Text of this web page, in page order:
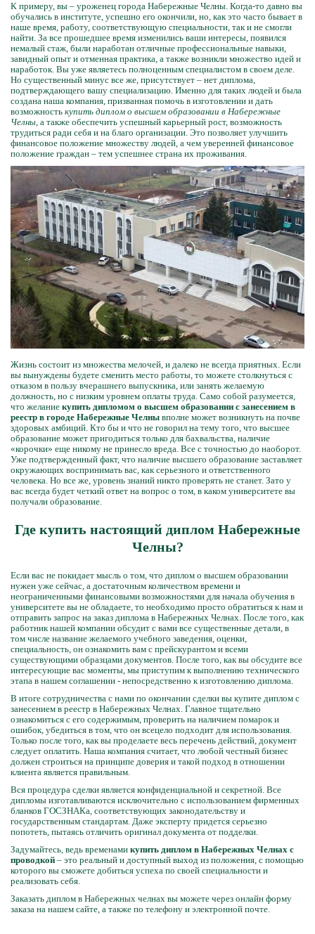
К примеру, вы – уроженец города Набережные Челны. Когда-то давно вы
обучались в институте, успешно его окончили, но, как это часто бывает в
наше время, работу, соответствующую специальности, так и не смогли
найти. За все прошедшее время изменились ваши интересы, появился
немалый стаж, были наработан отличные профессиональные навыки,
завидный опыт и отменная практика, а также возникли множество идей и
наработок. Вы уже являетесь полноценным специалистом в своем деле.
Но существенный минус все же, присутствует – нет диплома,
подтверждающего вашу специализацию. Именно для таких людей и была
создана наша компания, призванная помочь в изготовлении и дать
возможность купить диплом о высшем образовании в Набережные
Челны, а также обеспечить успешный карьерный рост, возможность
трудиться ради себя и на благо организации. Это позволяет улучшить
финансовое положение множеству людей, а чем уверенней финансовое
положение граждан – тем успешнее страна их проживания.
Жизнь состоит из множества мелочей, и далеко не всегда приятных. Если
вы вынуждены будете сменить место работы, то можете столкнуться с
отказом в пользу вчерашнего выпускника, или занять желаемую
должность, но с низким уровнем оплаты труда. Само собой разумеется,
что желание купить дипломом о высшем образовании с занесением в
реестр в городе Набережные Челны вполне может возникнуть на почве
здоровых амбиций. Кто бы и что не говорил на тему того, что высшее
образование может пригодиться только для бахвальства, наличие
«корочки» еще никому не принесло вреда. Все с точностью до наоборот.
Уже подтвержденный факт, что наличие высшего образование заставляет
окружающих воспринимать вас, как серьезного и ответственного
человека. Но все же, уровень знаний никто проверять не станет. Зато у
вас всегда будет четкий ответ на вопрос о том, в каком университете вы
получали образование.
Где купить настоящий диплом Набережные
Челны?
Если вас не покидает мысль о том, что диплом о высшем образовании
нужен уже сейчас, а достаточным количеством времени и
неограниченными финансовыми возможностями для начала обучения в
университете вы не обладаете, то необходимо просто обратиться к нам и
отправить запрос на заказ диплома в Набережных Челнах. После того, как
работник нашей компании обсудит с вами все существенные детали, в
том числе название желаемого учебного заведения, оценки,
специальность, он ознакомить вам с прейскурантом и всеми
существующими образцами документов. После того, как вы обсудите все
интересующие вас моменты, мы приступим к выполнению технического
этапа в нашем соглашении - непосредственно к изготовлению диплома.
В итоге сотрудничества с нами по окончании сделки вы купите диплом с
занесением в реестр в Набережных Челнах. Главное тщательно
ознакомиться с его содержимым, проверить на наличием помарок и
ошибок, убедиться в том, что он всецело подходит для использования.
Только после того, как вы проделаете весь перечень действий, документ
следует оплатить. Наша компания считает, что любой честный бизнес
должен строиться на принципе доверия и такой подход в отношении
клиента является правильным.
Вся процедура сделки является конфиденциальной и секретной. Все
дипломы изготавливаются исключительно с использованием фирменных
бланков ГОСЗНАКа, соответствующих законодательству и
государственным стандартам. Даже эксперту придется серьезно
попотеть, пытаясь отличить оригинал документа от подделки.
Задумайтесь, ведь временами купить диплом в Набережных Челнах с
проводкой – это реальный и доступный выход из положения, с помощью
которого вы сможете добиться успеха по своей специальности и
реализовать себя.
Заказать диплом в Набережных челнах вы можете через онлайн форму
заказа на нашем сайте, а также по телефону и электронной почте.